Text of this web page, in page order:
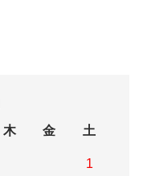
木 金 土
1